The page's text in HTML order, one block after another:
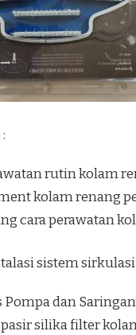
rutin kolam
kolam renang
cara perawatan
sistem
Pompa dan
silika filter